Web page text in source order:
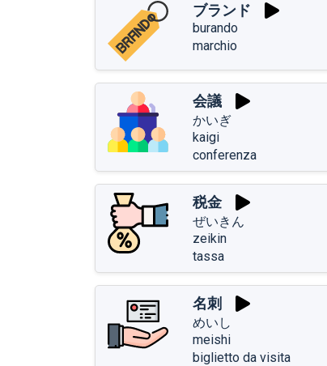
ブランド
burando
marchio
会議
かいぎ
kaigi
conferenza
税金
ぜいきん
zeikin
tassa
名刺
めいし
meishi
biglietto da visita